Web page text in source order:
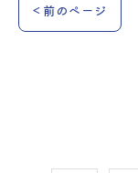
< 前のページ